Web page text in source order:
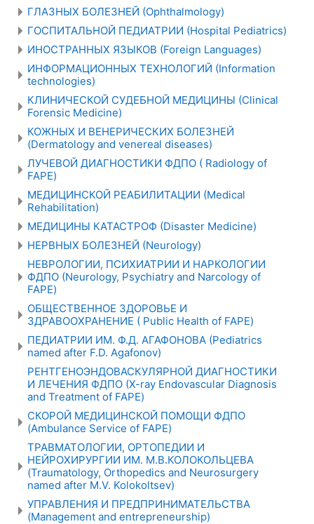
ГЛАЗНЫХ БОЛЕЗНЕЙ (Ophthalmology)
ГОСПИТАЛЬНОЙ ПЕДИАТРИИ (Hospital Pediatrics)
ИНОСТРАННЫХ ЯЗЫКОВ (Foreign Languages)
ИНФОРМАЦИОННЫХ ТЕХНОЛОГИЙ (Information
technologies)
КЛИНИЧЕСКОЙ СУДЕБНОЙ МЕДИЦИНЫ (Clinical
Forensic Medicine)
КОЖНЫХ И ВЕНЕРИЧЕСКИХ БОЛЕЗНЕЙ
(Dermatology and venereal diseases)
ЛУЧЕВОЙ ДИАГНОСТИКИ ФДПО ( Radiology of
FAPE)
МЕДИЦИНСКОЙ РЕАБИЛИТАЦИИ (Medical
Rehabilitation)
МЕДИЦИНЫ КАТАСТРОФ (Disaster Medicine)
НЕРВНЫХ БОЛЕЗНЕЙ (Neurology)
НЕВРОЛОГИИ, ПСИХИАТРИИ И НАРКОЛОГИИ
ФДПО (Neurology, Psychiatry and Narcology of
FAPE)
ОБЩЕСТВЕННОЕ ЗДОРОВЬЕ И
ЗДРАВООХРАНЕНИЕ ( Public Health of FAPE)
ПЕДИАТРИИ ИМ. Ф.Д. АГАФОНОВА (Pediatrics
named after F.D. Agafonov)
РЕНТГЕНОЭНДОВАСКУЛЯРНОЙ ДИАГНОСТИКИ
И ЛЕЧЕНИЯ ФДПО (X-ray Endovascular Diagnosis
and Treatment of FAPE)
СКОРОЙ МЕДИЦИНСКОЙ ПОМОЩИ ФДПО
(Ambulance Service of FAPE)
ТРАВМАТОЛОГИИ, ОРТОПЕДИИ И
НЕЙРОХИРУРГИИ ИМ. М.В.КОЛОКОЛЬЦЕВА
(Traumatology, Orthopedics and Neurosurgery
named after M.V. Kolokoltsev)
УПРАВЛЕНИЯ И ПРЕДПРИНИМАТЕЛЬСТВА
(Management and entrepreneurship)